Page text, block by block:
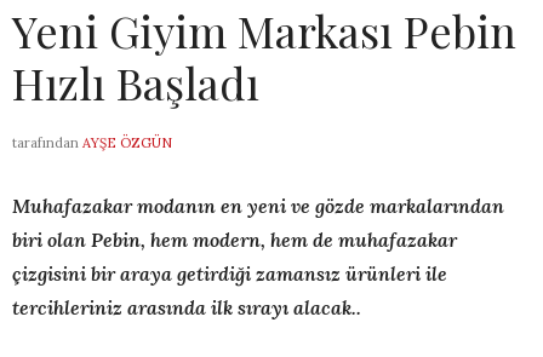
Yeni Giyim Markası Pebin
Hızlı Başladı
tarafından AYŞE ÖZGÜN
Muhafazakar modanın en yeni ve gözde markalarından
biri olan Pebin, hem modern, hem de muhafazakar
çizgisini bir araya getirdiği zamansız ürünleri ile
tercihleriniz arasında ilk sırayı alacak..